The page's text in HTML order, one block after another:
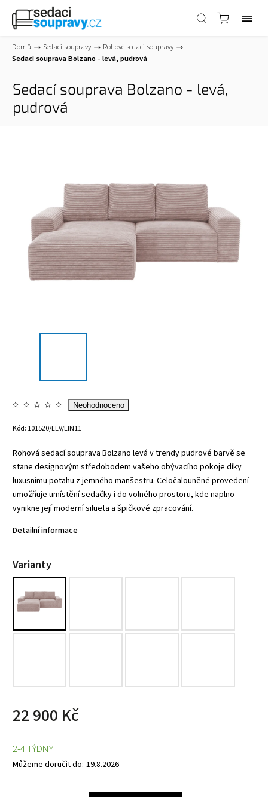
Domů / Sedací soupravy / Rohové sedací soupravy /
Sedací souprava Bolzano - levá, pudrová
Sedací souprava Bolzano - levá,
pudrová
Neohodnoceno
Kód: 101520/LEV/LIN11
Rohová sedací souprava Bolzano levá v trendy pudrové barvě se
stane designovým středobodem vašeho obývacího pokoje díky
luxusnímu potahu z jemného manšestru. Celočalouněné provedení
umožňuje umístění sedačky i do volného prostoru, kde naplno
vynikne její moderní silueta a špičkové zpracování.
Detailní informace
Varianty
22 900 Kč
2-4 TÝDNY
Můžeme doručit do: 19.8.2026